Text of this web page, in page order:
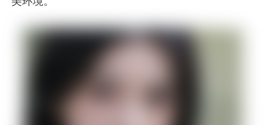
目不仅满足了顾客对美的追求，更体现了医院在整形技术上的不
断创新和突破。 四、长沙艺脂整形顾客评价与服务 长沙艺脂整
形医院以顾客为中心，致力于为每一位顾客提供轻松、愉悦的塑
美体验。医院的好评如潮，成交率高，医患体验与评价几乎0差
评。老带新与回头客占比高达50%，充分证明了医院的技术实力